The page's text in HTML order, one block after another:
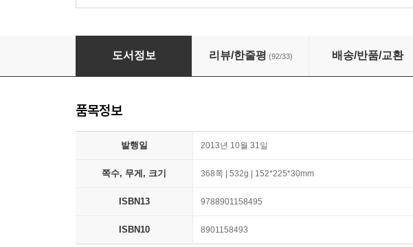
부자들의 생각법
도서정보 리뷰/한줄평 (92/33) 배송/반품/교환
품목정보
발행일 2013년 10월 31일
쪽수, 무게, 크기 368쪽 | 532g | 152*225*30mm
ISBN13 9788901158495
ISBN10 8901158493